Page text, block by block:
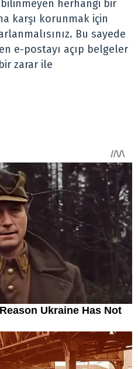
herhangi bir
karşı korunmak için
Bu sayede
e-postayı açıp belgeler
zarar ile